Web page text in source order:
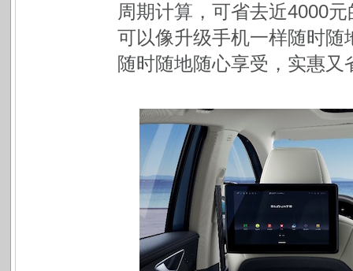
周期计算，可省去近4000
可以像升级手机一样随时
随时随地随心享受，实惠又